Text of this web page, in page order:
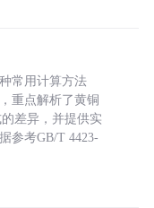
常用计算方法
重点解析了黄铜
差异，并提供实
参考GB/T 4423-